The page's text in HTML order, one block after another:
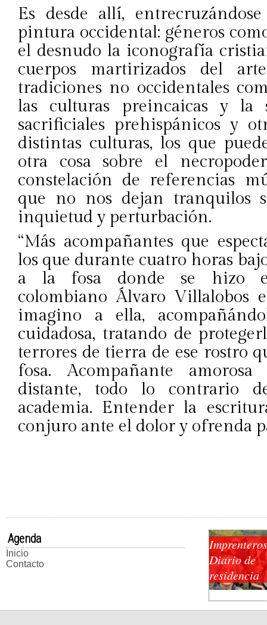
Es desde allí,
pintura occidental: géneros
el desnudo la iconografía
cuerpos martirizados del
tradiciones no occidentales
las culturas preincaicas y la
sacrificiales prehispánicos y
distintas culturas, los que
otra cosa sobre el
constelación de referencias
que no nos dejan tranquilos
inquietud y perturbación.
“Más acompañantes que
los que durante cuatro horas
a la fosa donde se hizo
colombiano Álvaro Villalobos
imagino a ella,
cuidadosa, tratando de
terrores de tierra de ese rostro
fosa. Acompañante
distante, todo lo contrario
academia. Entender la
conjuro ante el dolor y ofrenda
Agenda
Inicio
Contacto
Diario de
residencia